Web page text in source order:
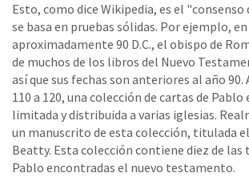
Esto, como dice Wikipedia, es el "consenso
se basa en pruebas sólidas. Por ejemplo, en
aproximadamente 90 D.C., el obispo de
de muchos de los libros del Nuevo
así que sus fechas son anteriores al año 90.
110 a 120, una colección de cartas de
limitada y distribuida a varias iglesias.
un manuscrito de esta colección, titulada
Beatty. Esta colección contiene diez de las
Pablo encontradas el nuevo testamento.